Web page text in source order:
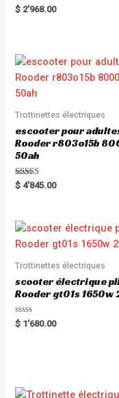
Rated
0
$ 2'968.00
Trottinettes électriques
escooter pour
Rooder r803o15b
50ah
Rated
5.00
$ 4'845.00
Trottinettes électriques
scooter électrique
Rooder gt01s 1650w
Rated
0
$ 1'680.00